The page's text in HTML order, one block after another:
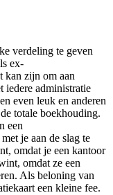
verdeling te geven
ex-
kan zijn om aan
iedere administratie
even leuk en anderen
totale boekhouding.
een
je aan de slag te
omdat je een kantoor
omdat ze een
Als beloning van
een kleine fee.